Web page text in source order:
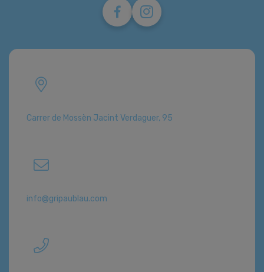
Carrer de Mossèn Jacint Verdaguer, 95
info@gripaublau.com